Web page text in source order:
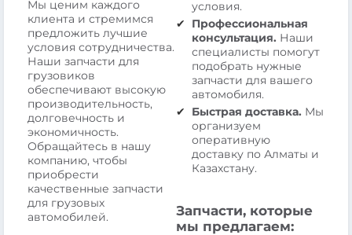
Мы ценим каждого
клиента и стремимся
предложить лучшие
условия сотрудничества.
Наши запчасти для
грузовиков
обеспечивают высокую
производительность,
долговечность и
экономичность.
Обращайтесь в нашу
компанию, чтобы
приобрести
качественные запчасти
для грузовых
автомобилей.
условия.
Профессиональная
консультация. Наши
специалисты помогут
подобрать нужные
запчасти для вашего
автомобиля.
Быстрая доставка. Мы
организуем
оперативную
доставку по Алматы и
Казахстану.
Запчасти, которые
мы предлагаем: